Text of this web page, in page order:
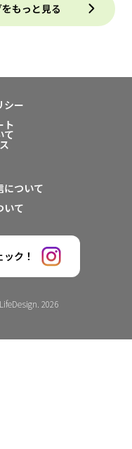
もっと見る
シー
ト
て
について
いて
ク！
2026